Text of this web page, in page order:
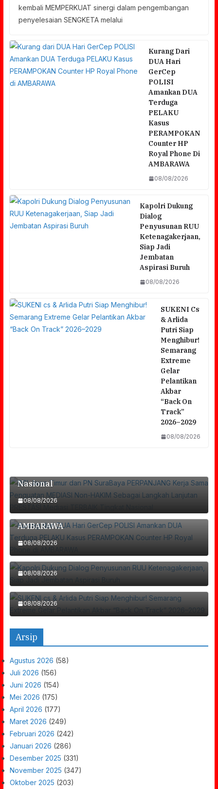
kembali MEMPERKUAT sinergi dalam pengembangan
penyelesaian SENGKETA melalui
Kurang Dari
DUA Hari
GerCep
POLISI
Amankan DUA
Terduga
PELAKU
Kasus
PERAMPOKAN
Counter HP
Royal Phone Di
AMBARAWA
08/08/2026
Kapolri Dukung
Dialog
Penyusunan RUU
Ketenagakerjaan,
Siap Jadi
Jembatan
Aspirasi Buruh
08/08/2026
SUKENI Cs
& Arlida
Putri Siap
Menghibur!
Semarang
Extreme
Gelar
Pelantikan
Akbar
“Back On
Track”
2026–2029
08/08/2026
PERPANJANG Kerja Sama Penguatan
Nasional
08/08/2026
Kurang Dari DUA Hari GerCep POLISI
Amankan DUA Terduga PELAKU Kasus
AMBARAWA
08/08/2026
Kapolri Dukung Dialog Penyusunan RUU
Ketenagakerjaan, Siap Jadi Jembatan
Aspirasi Buruh
08/08/2026
SUKENI Cs & Arlida Putri Siap Menghibur!
Semarang Extreme Gelar Pelantikan Akbar
“Back On Track” 2026–2029
08/08/2026
Arsip
Agustus 2026 (58)
Juli 2026 (156)
Juni 2026 (154)
Mei 2026 (175)
April 2026 (177)
Maret 2026 (249)
Februari 2026 (242)
Januari 2026 (286)
Desember 2025 (331)
November 2025 (347)
Oktober 2025 (203)